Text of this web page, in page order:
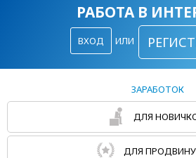
РАБОТА В
ВХОД ИЛИ
ЗАРАБОТОК
ДЛЯ
ДЛЯ